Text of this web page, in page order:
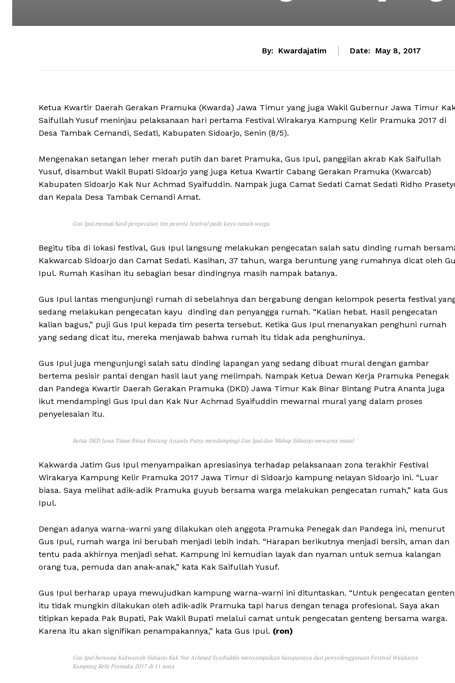
By: Kwardajatim Date: May 8, 2017
Ketua Kwartir Daerah Gerakan Pramuka (Kwarda) Jawa Timur yang juga Wakil Gubernur Jawa Timur
Saifullah Yusuf meninjau pelaksanaan hari pertama Festival Wirakarya Kampung Kelir Pramuka 2017 di
Desa Tambak Cemandi, Sedati, Kabupaten Sidoarjo, Senin (8/5).
Mengenakan setangan leher merah putih dan baret Pramuka, Gus Ipul, panggilan akrab Kak Saifullah
Yusuf, disambut Wakil Bupati Sidoarjo yang juga Ketua Kwartir Cabang Gerakan Pramuka (Kwarcab)
Kabupaten Sidoarjo Kak Nur Achmad Syaifuddin. Nampak juga Camat Sedati Camat Sedati Ridho
dan Kepala Desa Tambak Cemandi Amat.
Gus Ipul memuji hasil pengecatan tim peserta festival pada kayu rumah warga
Begitu tiba di lokasi festival, Gus Ipul langsung melakukan pengecatan salah satu dinding rumah
Kakwarcab Sidoarjo dan Camat Sedati. Kasihan, 37 tahun, warga beruntung yang rumahnya dicat oleh
Ipul. Rumah Kasihan itu sebagian besar dindingnya masih nampak batanya.
Gus Ipul lantas mengunjungi rumah di sebelahnya dan bergabung dengan kelompok peserta festival
sedang melakukan pengecatan kayu dinding dan penyangga rumah. “Kalian hebat. Hasil pengecatan
kalian bagus,” puji Gus Ipul kepada tim peserta tersebut. Ketika Gus Ipul menanyakan penghuni rumah
yang sedang dicat itu, mereka menjawab bahwa rumah itu tidak ada penghuninya.
Gus Ipul juga mengunjungi salah satu dinding lapangan yang sedang dibuat mural dengan gambar
bertema pesisir pantai dengan hasil laut yang melimpah. Nampak Ketua Dewan Kerja Pramuka Penegak
dan Pandega Kwartir Daerah Gerakan Pramuka (DKD) Jawa Timur Kak Binar Bintang Putra Ananta juga
ikut mendampingi Gus Ipul dan Kak Nur Achmad Syaifuddin mewarnai mural yang dalam proses
penyelesaian itu.
Ketua DKD Jawa Timur Binar Bintang Ananta Putra mendampingi Gus Ipul dan Wabup Sidoarjo mewarna mural
Kakwarda Jatim Gus Ipul menyampaikan apresiasinya terhadap pelaksanaan zona terakhir Festival
Wirakarya Kampung Kelir Pramuka 2017 Jawa Timur di Sidoarjo kampung nelayan Sidoarjo ini. “Luar
biasa. Saya melihat adik-adik Pramuka guyub bersama warga melakukan pengecatan rumah,” kata Gus
Ipul.
Dengan adanya warna-warni yang dilakukan oleh anggota Pramuka Penegak dan Pandega ini, menurut
Gus Ipul, rumah warga ini berubah menjadi lebih indah. “Harapan berikutnya menjadi bersih, aman dan
tentu pada akhirnya menjadi sehat. Kampung ini kemudian layak dan nyaman untuk semua kalangan
orang tua, pemuda dan anak-anak,” kata Kak Saifullah Yusuf.
Gus Ipul berharap upaya mewujudkan kampung warna-warni ini dituntaskan. “Untuk pengecatan
itu tidak mungkin dilakukan oleh adik-adik Pramuka tapi harus dengan tenaga profesional. Saya akan
titipkan kepada Pak Bupati, Pak Wakil Bupati melalui camat untuk pengecatan genteng bersama warga.
Karena itu akan signifikan penampakannya,” kata Gus Ipul. (ron)
Gus Ipul bersama Kakwarcab Sidoarjo Kak Nur Achmad Syaifuddin menyampaikan harapannya dari penyelenggaraan Festival Wirakarya
Kampung Kelir Pramuka 2017 di 11 zona